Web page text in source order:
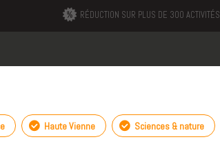
RÉDUCTION SUR PLUS DE 300 ACTIVITÉS
Haute Vienne Sciences & nature